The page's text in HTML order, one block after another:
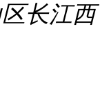
长江西